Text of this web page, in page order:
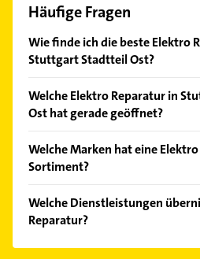
Häufige Fragen
Wie finde ich die beste Elektro
Stuttgart Stadtteil Ost?
Kundenmeinungen und
Empfehlungen. Die
Welche Elektro Reparatur in
Ost hat gerade geöffnet?
Bitte beachten Sie, dass diese
Feiertagen abweichen können.
Welche Marken hat eine
Sortiment?
Welche Dienstleistungen
Reparatur?
Folgende Leistungen werden